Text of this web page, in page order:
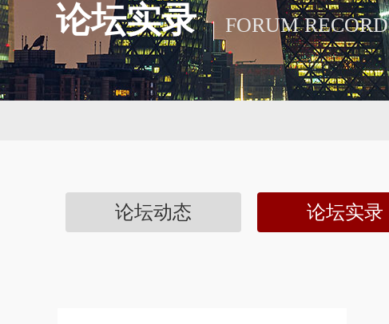
论坛实录 FORUM RECORD
论坛动态 论坛实录